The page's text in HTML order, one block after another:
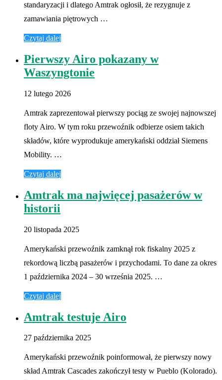
standaryzacji i dlatego Amtrak ogłosił, że rezygnuje z
zamawiania piętrowych …
Czytaj dalej
Pierwszy Airo pokazany w
Waszyngtonie
12 lutego 2026
Amtrak zaprezentował pierwszy pociąg ze swojej najnowszej
floty Airo. W tym roku przewoźnik odbierze osiem takich
składów, które wyprodukuje amerykański oddział Siemens
Mobility. …
Czytaj dalej
Amtrak ma najwięcej pasażerów w
historii
20 listopada 2025
Amerykański przewoźnik zamknął rok fiskalny 2025 z
rekordową liczbą pasażerów i przychodami. To dane za okres
1 października 2024 – 30 września 2025. …
Czytaj dalej
Amtrak testuje Airo
27 października 2025
Amerykański przewoźnik poinformował, że pierwszy nowy
skład Amtrak Cascades zakończył testy w Pueblo (Kolorado).